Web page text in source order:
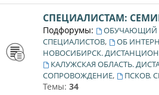
СПЕЦИАЛИСТАМ:
Подфорумы:
ОБУЧАЮЩИЙ
СПЕЦИАЛИСТОВ, ОБ
НОВОСИБИРСК.
КАЛУЖСКАЯ ОБЛАСТЬ.
СОПРОВОЖДЕНИЕ, ПСКОВ.
Темы: 34